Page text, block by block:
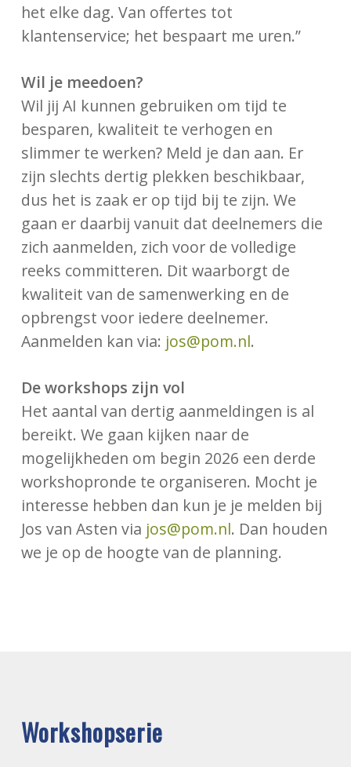
het elke dag. Van offertes tot
klantenservice; het bespaart me uren.”
Wil je meedoen?
Wil jij AI kunnen gebruiken om tijd te
besparen, kwaliteit te verhogen en
slimmer te werken? Meld je dan aan. Er
zijn slechts dertig plekken beschikbaar,
dus het is zaak er op tijd bij te zijn. We
gaan er daarbij vanuit dat deelnemers die
zich aanmelden, zich voor de volledige
reeks committeren. Dit waarborgt de
kwaliteit van de samenwerking en de
opbrengst voor iedere deelnemer.
Aanmelden kan via: jos@pom.nl.
De workshops zijn vol
Het aantal van dertig aanmeldingen is al
bereikt. We gaan kijken naar de
mogelijkheden om begin 2026 een derde
workshopronde te organiseren. Mocht je
interesse hebben dan kun je je melden bij
Jos van Asten via jos@pom.nl. Dan houden
we je op de hoogte van de planning.
Workshopserie